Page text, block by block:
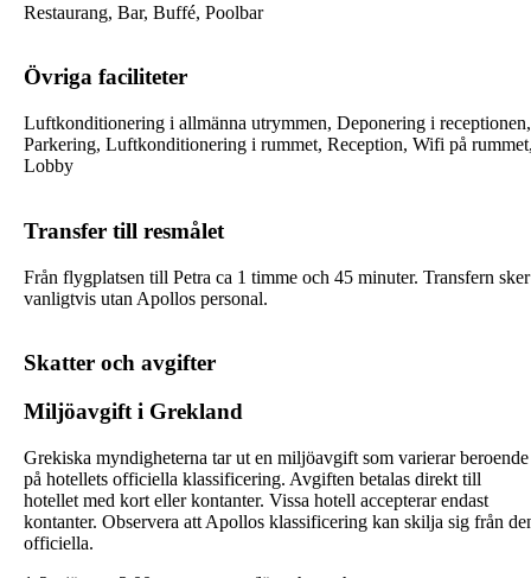
Restaurang, Bar, Buffé, Poolbar
Övriga faciliteter
Luftkonditionering i allmänna utrymmen, Deponering i receptionen,
Parkering, Luftkonditionering i rummet, Reception, Wifi på
Lobby
Transfer till resmålet
Från flygplatsen till Petra ca 1 timme och 45 minuter. Transfern sker
vanligtvis utan Apollos personal.
Skatter och avgifter
Miljöavgift i Grekland
Grekiska myndigheterna tar ut en miljöavgift som varierar beroende
på hotellets officiella klassificering. Avgiften betalas direkt till
hotellet med kort eller kontanter. Vissa hotell accepterar endast
kontanter. Observera att Apollos klassificering kan skilja sig från
officiella.